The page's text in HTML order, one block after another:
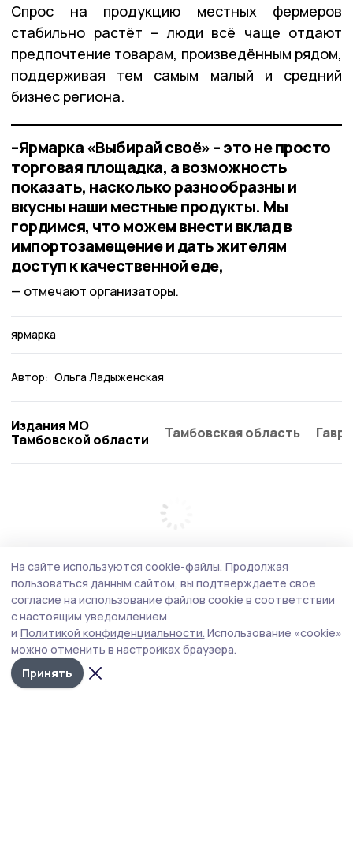
Спрос на продукцию местных фермеров
стабильно растёт – люди всё чаще отдают
предпочтение товарам, произведённым рядом,
поддерживая тем самым малый и средний
бизнес региона.
–Ярмарка «Выбирай своё» – это не просто
торговая площадка, а возможность
показать, насколько разнообразны и
вкусны наши местные продукты. Мы
гордимся, что можем внести вклад в
импортозамещение и дать жителям
доступ к качественной еде,
отмечают организаторы.
ярмарка
Автор: Ольга Ладыженская
Издания МО
Тамбовской области
Тамбовская область
На сайте используются cookie-файлы. Продолжая
пользоваться данным сайтом, вы подтверждаете свое
согласие на использование файлов cookie в соответствии
с настоящим уведомлением
и Политикой конфиденциальности. Использование «cookie»
можно отменить в настройках браузера.
Принять